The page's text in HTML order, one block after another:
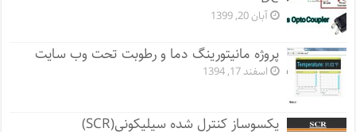
آبان 20, 1399
پروژه مانيتورينگ دما و رطوبت تحت وب سایت
اسفند 17, 1394
یکسوساز کنترل شده سیلیکونی(SCR)